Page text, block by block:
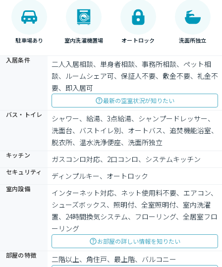
駐車場あり 室内洗濯機置場 オートロック 洗面所独立
入居条件
二人入居相談、単身者相談、事務所相談、ペット相
談、ルームシェア可、保証人不要、敷金不要、礼金不
要、即入居可
最新の空室状況が知りたい
バス・トイレ
シャワー、給湯、3点給湯、シャンプードレッサー、
洗面台、バストイレ別、オートバス、追焚機能浴室、
脱衣所、温水洗浄便座、洗面所独立
キッチン ガスコンロ対応、2口コンロ、システムキッチン
セキュリティ ディンプルキー、オートロック
室内設備
インターネット対応、ネット使用料不要、エアコン、
シューズボックス、照明付、全室照明付、室内洗濯
置、24時間換気システム、フローリング、全居室フロ
ーリング
お部屋の詳しい情報を知りたい
部屋の特徴
二階以上、角住戸、最上階、バルコニー